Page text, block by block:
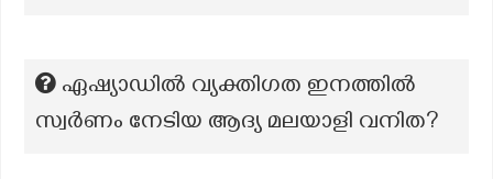
ഏഷ്യാഡിൽ വ്യക്തിഗത ഇനത്തിൽ
സ്വർണം നേടിയ ആദ്യ മലയാളി വനിത?